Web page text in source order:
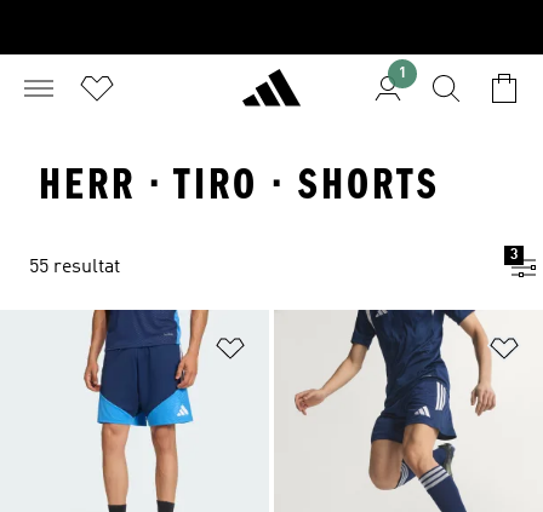
1
HERR · TIRO · SHORTS
55 resultat
3
Lägg till på önskelistan